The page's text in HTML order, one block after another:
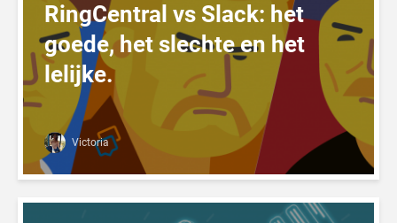
RingCentral vs Slack: het
goede, het slechte en het
lelijke.
Victoria